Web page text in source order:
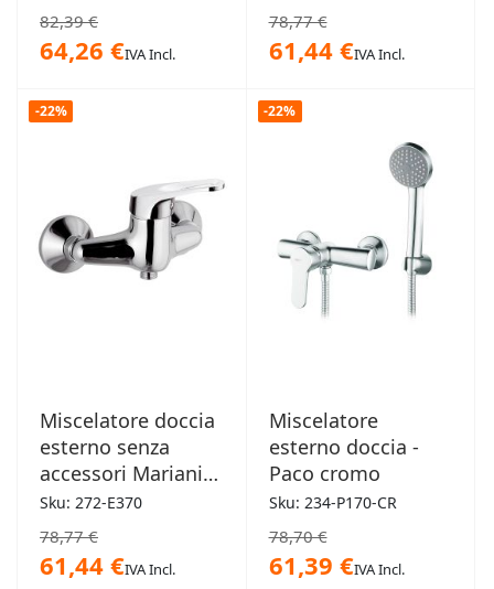
82,39 €
64,26 €IVA Incl.
78,77 €
61,44 €IVA Incl.
-22%
Miscelatore doccia
esterno senza
accessori Mariani -
Epic 3
Sku: 272-E370
78,77 €
61,44 €IVA Incl.
-22%
Miscelatore
esterno doccia -
Paco cromo
Sku: 234-P170-CR
78,70 €
61,39 €IVA Incl.